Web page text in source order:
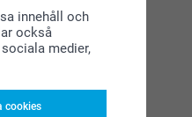
innehåll och
också
medier,
cookies
välja blankt